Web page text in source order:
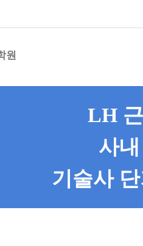
LH
사
기술사